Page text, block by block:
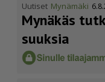
Uutiset Mynämäki
Mynäkäs
suuksia